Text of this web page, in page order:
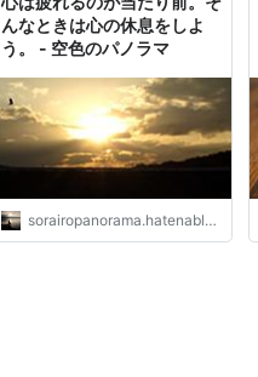
んなときは心の休息をしよ
う。 - 空色のパノラマ
sorairopanorama.hatenablog.com